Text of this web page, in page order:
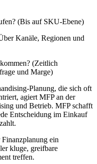
(Bis auf SKU-Ebene)
Kanäle, Regionen und
(Zeitlich
und Marge)
Planung, die sich oft
agiert MFP an der
und Betrieb. MFP schafft
Entscheidung im Einkauf
ein
kluge, greifbare
treffen.